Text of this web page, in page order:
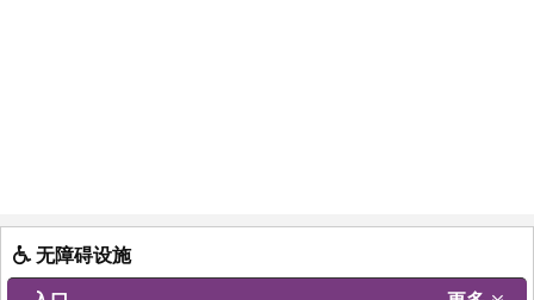
无障碍设施